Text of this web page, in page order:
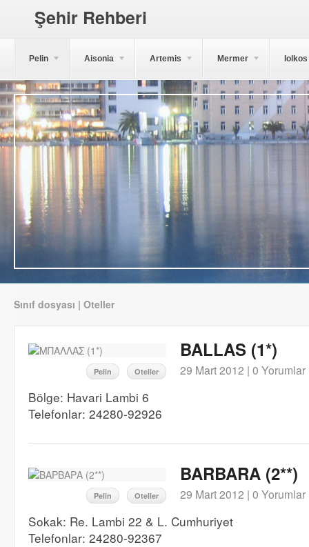
Şehir Rehberi
Pelin Aisonia Artemis Mermer Iolkos
Sınıf dosyası | Oteller
Pelin Oteller
BALLAS (1*)
29 Mart 2012 | 0 Yorumlar
Bölge: Havari Lambi 6
Telefonlar: 24280-92926
Pelin Oteller
BARBARA (2**)
29 Mart 2012 | 0 Yorumlar
Sokak: Re. Lambi 22 & L. Cumhuriyet
Telefonlar: 24280-92367